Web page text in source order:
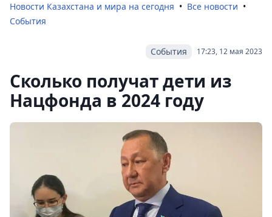
Новости Казахстана и мира на сегодня
Все новости
События
17:23, 12 мая 2023
События
Сколько получат дети из
Нацфонда в 2024 году